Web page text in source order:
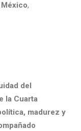
,
del
la Cuarta
madurez y